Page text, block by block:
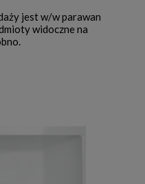
jest w/w parawan
widoczne na